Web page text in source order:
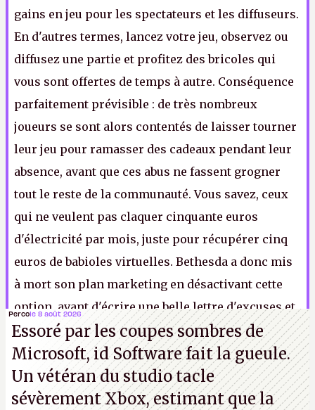
gains en jeu pour les spectateurs et les diffuseurs.
En d'autres termes, lancez votre jeu, observez ou
diffusez une partie et profitez des bricoles qui
vous sont offertes de temps à autre. Conséquence
parfaitement prévisible : de très nombreux
joueurs se sont alors contentés de laisser tourner
leur jeu pour ramasser des cadeaux pendant leur
absence, avant que ces abus ne fassent grogner
tout le reste de la communauté. Vous savez, ceux
qui ne veulent pas claquer cinquante euros
d'électricité par mois, juste pour récupérer cinq
euros de babioles virtuelles. Bethesda a donc mis
à mort son plan marketing en désactivant cette
option, avant d'écrire une belle lettre d'excuses et
de faire un petit bisou sur la joue de tous ceux qui
ont été lésés.
Note 1 : Notez les triples guillemets d'ironie suprême.
Percole 8 août 2026
Essoré par les coupes sombres de
Microsoft, id Software fait la gueule.
Un vétéran du studiotacle
sévèrement Xbox, estimant que la